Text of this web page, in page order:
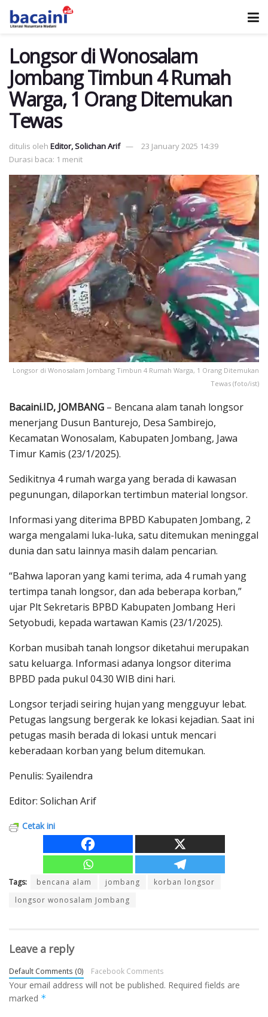
Longsor di Wonosalam
Jombang Timbun 4 Rumah
Warga, 1 Orang Ditemukan
Tewas
ditulis oleh Editor, Solichan Arif
23 January 2025 14:39
Durasi baca: 1 menit
Longsor di Wonosalam Jombang Timbun 4 Rumah Warga, 1 Orang Ditemukan
Tewas (foto/ist)
Bacaini.ID, JOMBANG – Bencana alam tanah longsor
menerjang Dusun Banturejo, Desa Sambirejo,
Kecamatan Wonosalam, Kabupaten Jombang, Jawa
Timur Kamis (23/1/2025).
Sedikitnya 4 rumah warga yang berada di kawasan
pegunungan, dilaporkan tertimbun material longsor.
Informasi yang diterima BPBD Kabupaten Jombang, 2
warga mengalami luka-luka, satu ditemukan meninggal
dunia dan satu lainnya masih dalam pencarian.
“Bahwa laporan yang kami terima, ada 4 rumah yang
tertimpa tanah longsor, dan ada beberapa korban,”
ujar Plt Sekretaris BPBD Kabupaten Jombang Heri
Setyobudi, kepada wartawan Kamis (23/1/2025).
Korban musibah tanah longsor diketahui merupakan
satu keluarga. Informasi adanya longsor diterima
BPBD pada pukul 04.30 WIB dini hari.
Longsor terjadi seiring hujan yang mengguyur lebat.
Petugas langsung bergerak ke lokasi kejadian. Saat ini
petugas masih berada di lokasi untuk mencari
keberadaan korban yang belum ditemukan.
Penulis: Syailendra
Editor: Solichan Arif
Cetak ini
Tags: bencana alam jombang
korban longsor
longsor wonosalam Jombang
Leave a reply
Default Comments (0) Facebook Comments
Your email address will not be published. Required fields are
marked *